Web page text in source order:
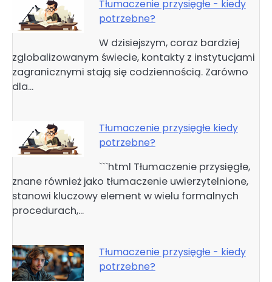
Tłumaczenie przysięgłe - kiedy
potrzebne?
W dzisiejszym, coraz bardziej
zglobalizowanym świecie, kontakty z instytucjami
zagranicznymi stają się codziennością. Zarówno
dla…
Tłumaczenie przysięgłe kiedy
potrzebne?
```html Tłumaczenie przysięgłe,
znane również jako tłumaczenie uwierzytelnione,
stanowi kluczowy element w wielu formalnych
procedurach,…
Tłumaczenie przysięgłe - kiedy
potrzebne?